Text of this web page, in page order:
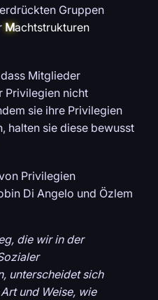
Gruppen
Machtstrukturen
Mitglieder
Privilegien nicht
sie ihre Privilegien
halten sie diese bewusst
Privilegien
Di Angelo und Özlem
die wir in der
unterscheidet sich
und Weise, wie